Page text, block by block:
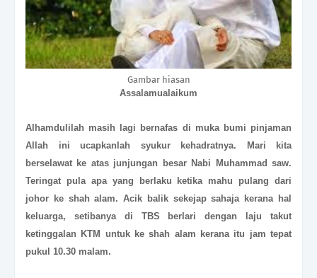
Gambar hiasan
Assalamualaikum
Alhamdulilah masih lagi bernafas di muka bumi pinjaman
Allah ini ucapkanlah syukur kehadratnya. Mari kita
berselawat ke atas junjungan besar Nabi Muhammad saw.
Teringat pula apa yang berlaku ketika mahu pulang dari
johor ke shah alam. Acik balik sekejap sahaja kerana hal
keluarga, setibanya di TBS berlari dengan laju takut
ketinggalan KTM untuk ke shah alam kerana itu jam tepat
pukul 10.30 malam.